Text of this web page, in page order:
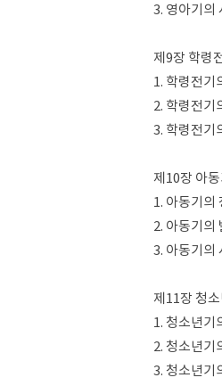
3. 영아기의
제9장 학령
1. 학령전기
2. 학령전기
3. 학령전기
제10장 아동
1. 아동기의
2. 아동기의
3. 아동기의
제11장 청
1. 청소년기
2. 청소년기
3. 청소년기